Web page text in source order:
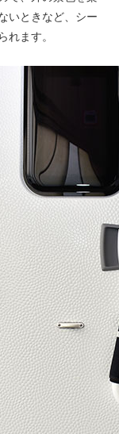
いときなど、シー
ます。